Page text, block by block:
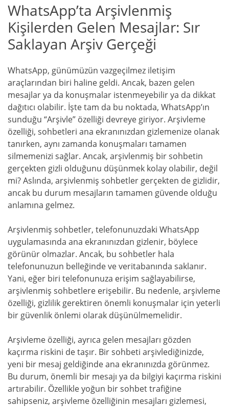
WhatsApp’ta Arşivlenmiş
Kişilerden Gelen Mesajlar: Sır
Saklayan Arşiv Gerçeği
WhatsApp, günümüzün vazgeçilmez iletişim
araçlarından biri haline geldi. Ancak, bazen gelen
mesajlar ya da konuşmalar istenmeyebilir ya da dikkat
dağıtıcı olabilir. İşte tam da bu noktada, WhatsApp’ın
sunduğu “Arşivle” özelliği devreye giriyor. Arşivleme
özelliği, sohbetleri ana ekranınızdan gizlemenize olanak
tanırken, aynı zamanda konuşmaları tamamen
silmemenizi sağlar. Ancak, arşivlenmiş bir sohbetin
gerçekten gizli olduğunu düşünmek kolay olabilir, değil
mi? Aslında, arşivlenmiş sohbetler gerçekten de gizlidir,
ancak bu durum mesajların tamamen güvende olduğu
anlamına gelmez.
Arşivlenmiş sohbetler, telefonunuzdaki WhatsApp
uygulamasında ana ekranınızdan gizlenir, böylece
görünür olmazlar. Ancak, bu sohbetler hala
telefonunuzun belleğinde ve veritabanında saklanır.
Yani, eğer biri telefonunuza erişim sağlayabilirse,
arşivlenmiş sohbetlere erişebilir. Bu nedenle, arşivleme
özelliği, gizlilik gerektiren önemli konuşmalar için yeterli
bir güvenlik önlemi olarak düşünülmemelidir.
Arşivleme özelliği, ayrıca gelen mesajları gözden
kaçırma riskini de taşır. Bir sohbeti arşivlediğinizde,
yeni bir mesaj geldiğinde ana ekranınızda görünmez.
Bu durum, önemli bir mesajı ya da bilgiyi kaçırma riskini
artırabilir. Özellikle yoğun bir sohbet trafiğine
sahipseniz, arşivleme özelliğinin mesajları gizlemesi,